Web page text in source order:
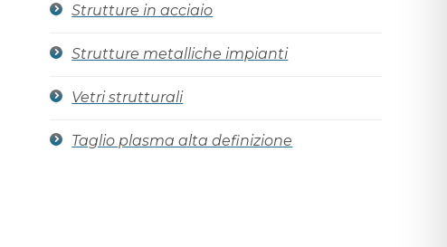
Strutture in acciaio
Strutture metalliche impianti
Vetri strutturali
Taglio plasma alta definizione